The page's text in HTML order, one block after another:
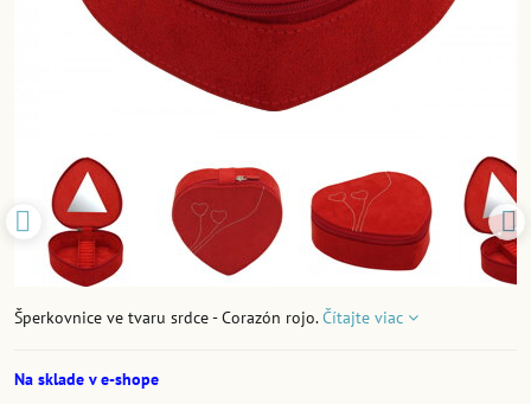
Šperkovnice ve tvaru srdce - Corazón rojo.Čítajte viac
Na sklade v e-shope